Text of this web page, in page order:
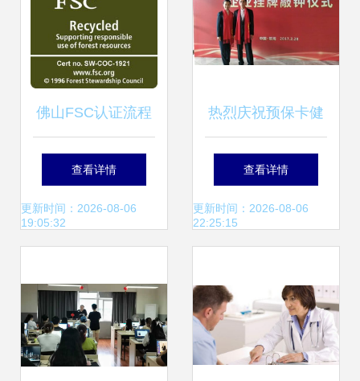
佛山FSC认证流程
解析与嘉峪关FSC
认证咨询价格、规
服务指南
查看详情
更新时间：2026-08-06
19:05:32
热烈庆祝预保卡健
康咨询管理挂牌上
市 健康与教育咨询
查看详情
更新时间：2026-08-06
22:25:15